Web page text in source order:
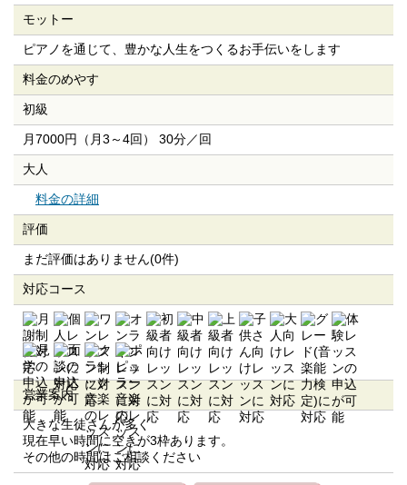
モットー
ピアノを通じて、豊かな人生をつくるお手伝いをします
料金のめやす
初級
月7000円（月3～4回） 30分／回
大人
料金の詳細
評価
まだ評価はありません(0件)
対応コース
営業案内
大きな生徒さんが多く
現在早い時間に空きが3枠あります。
その他の時間はご相談ください